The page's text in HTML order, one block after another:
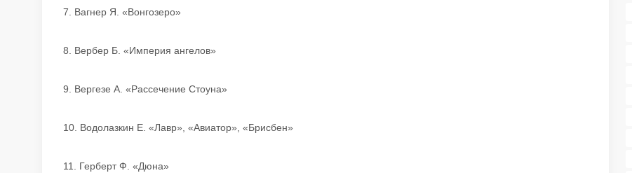
7. Вагнер Я. «Вонгозеро»
8. Вербер Б. «Империя ангелов»
9. Вергезе А. «Рассечение Стоуна»
10. Водолазкин Е. «Лавр», «Авиатор», «Брисбен»
11. Герберт Ф. «Дюна»